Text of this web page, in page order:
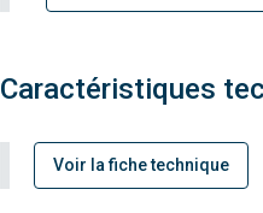
Caractéristiques
Voir la fiche technique